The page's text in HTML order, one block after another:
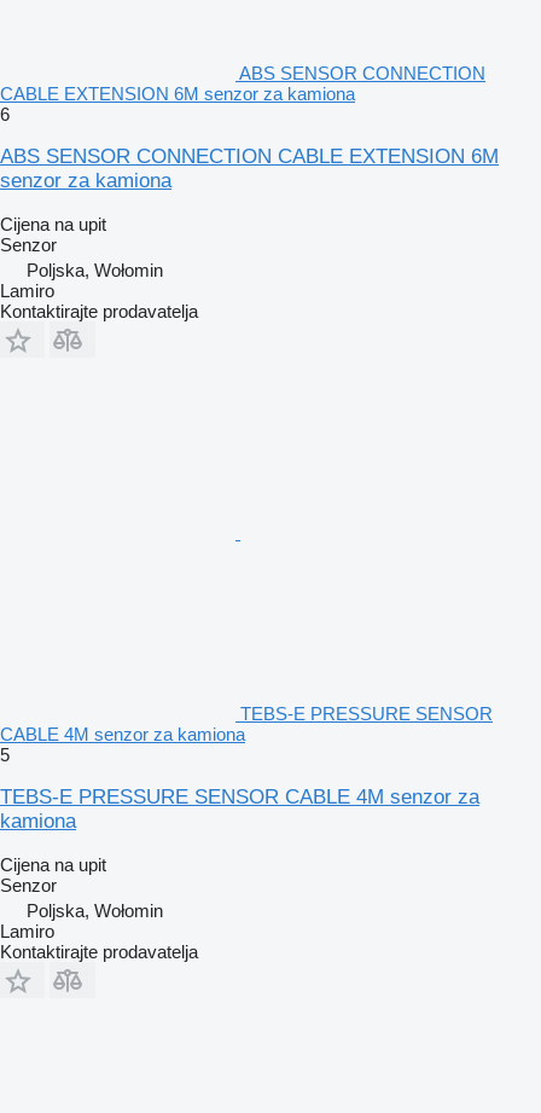
ABS SENSOR CONNECTION
CABLE EXTENSION 6M senzor za kamiona
6
ABS SENSOR CONNECTION CABLE EXTENSION 6M
senzor za kamiona
Cijena na upit
Senzor
Poljska, Wołomin
Lamiro
Kontaktirajte prodavatelja
TEBS-E PRESSURE SENSOR
CABLE 4M senzor za kamiona
5
TEBS-E PRESSURE SENSOR CABLE 4M senzor za
kamiona
Cijena na upit
Senzor
Poljska, Wołomin
Lamiro
Kontaktirajte prodavatelja